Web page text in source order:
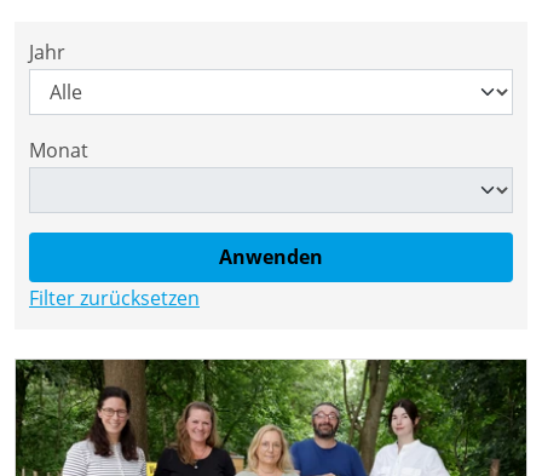
Jahr
Monat
Filter zurücksetzen